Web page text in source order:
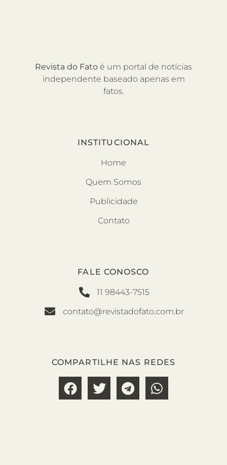
Revista do Fato é um portal de notícias
independente baseado apenas em
fatos.
INSTITUCIONAL
Home
Quem Somos
Publicidade
Contato
FALE CONOSCO
11 98443-7515
contato@revistadofato.com.br
COMPARTILHE NAS REDES